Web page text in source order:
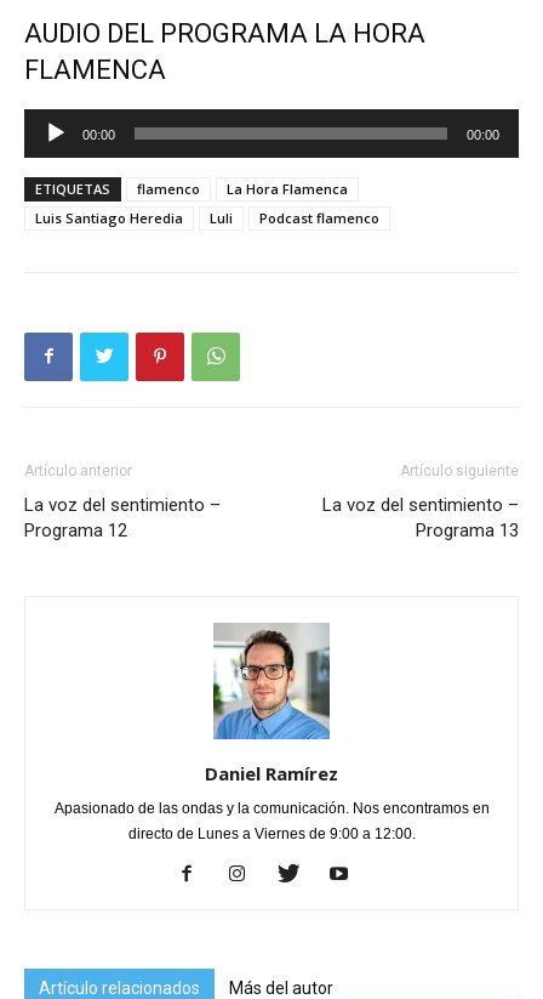
AUDIO DEL PROGRAMA LA HORA
FLAMENCA
Reproductor
de
audio
00:00 00:00
ETIQUETAS flamenco
La Hora Flamenca
Luis Santiago Heredia
Luli Podcast flamenco
Artículo anterior
La voz del sentimiento –
Programa 12
Artículo siguiente
La voz del sentimiento –
Programa 13
Daniel Ramírez
Apasionado de las ondas y la comunicación. Nos encontramos en
directo de Lunes a Viernes de 9:00 a 12:00.
Artículo relacionados Más del autor